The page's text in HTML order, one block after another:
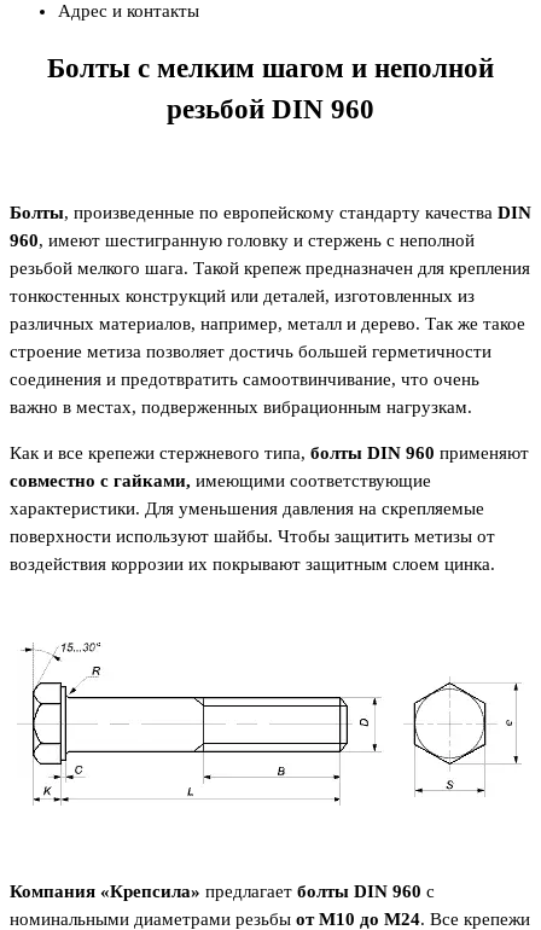
Адрес и контакты
Болты с мелким шагом и неполной
резьбой DIN 960
Болты, произведенные по европейскому стандарту качества DIN
960, имеют шестигранную головку и стержень с неполной
резьбой мелкого шага. Такой крепеж предназначен для крепления
тонкостенных конструкций или деталей, изготовленных из
различных материалов, например, металл и дерево. Так же такое
строение метиза позволяет достичь большей герметичности
соединения и предотвратить самоотвинчивание, что очень
важно в местах, подверженных вибрационным нагрузкам.
Как и все крепежи стержневого типа, болты DIN 960 применяют
совместно с гайками, имеющими соответствующие
характеристики. Для уменьшения давления на скрепляемые
поверхности используют шайбы. Чтобы защитить метизы от
воздействия коррозии их покрывают защитным слоем цинка.
Компания «Крепсила» предлагает болты DIN 960 с
номинальными диаметрами резьбы от М10 до М24. Все крепежи